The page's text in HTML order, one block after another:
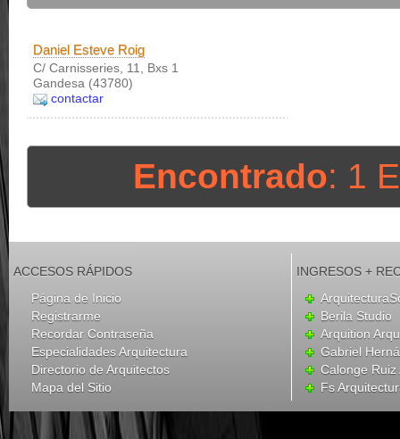
Daniel Esteve Roig
C/ Carnisseries, 11, Bxs 1
Gandesa (43780)
contactar
Encontrado: 1
ACCESOS RÁPIDOS
Página de Inicio
Registrarme
Recordar Contraseña
Especialidades Arquitectura
Directorio de Arquitectos
Mapa del Sitio
INGRESOS +
Berila Studio
Arquition
Gabriel
Calonge Ruiz
Fs